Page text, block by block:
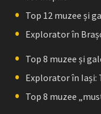
Top 12 muzee și
Explorator în
Top 8 muzee și
Explorator în Iași:
Top 8 muzee